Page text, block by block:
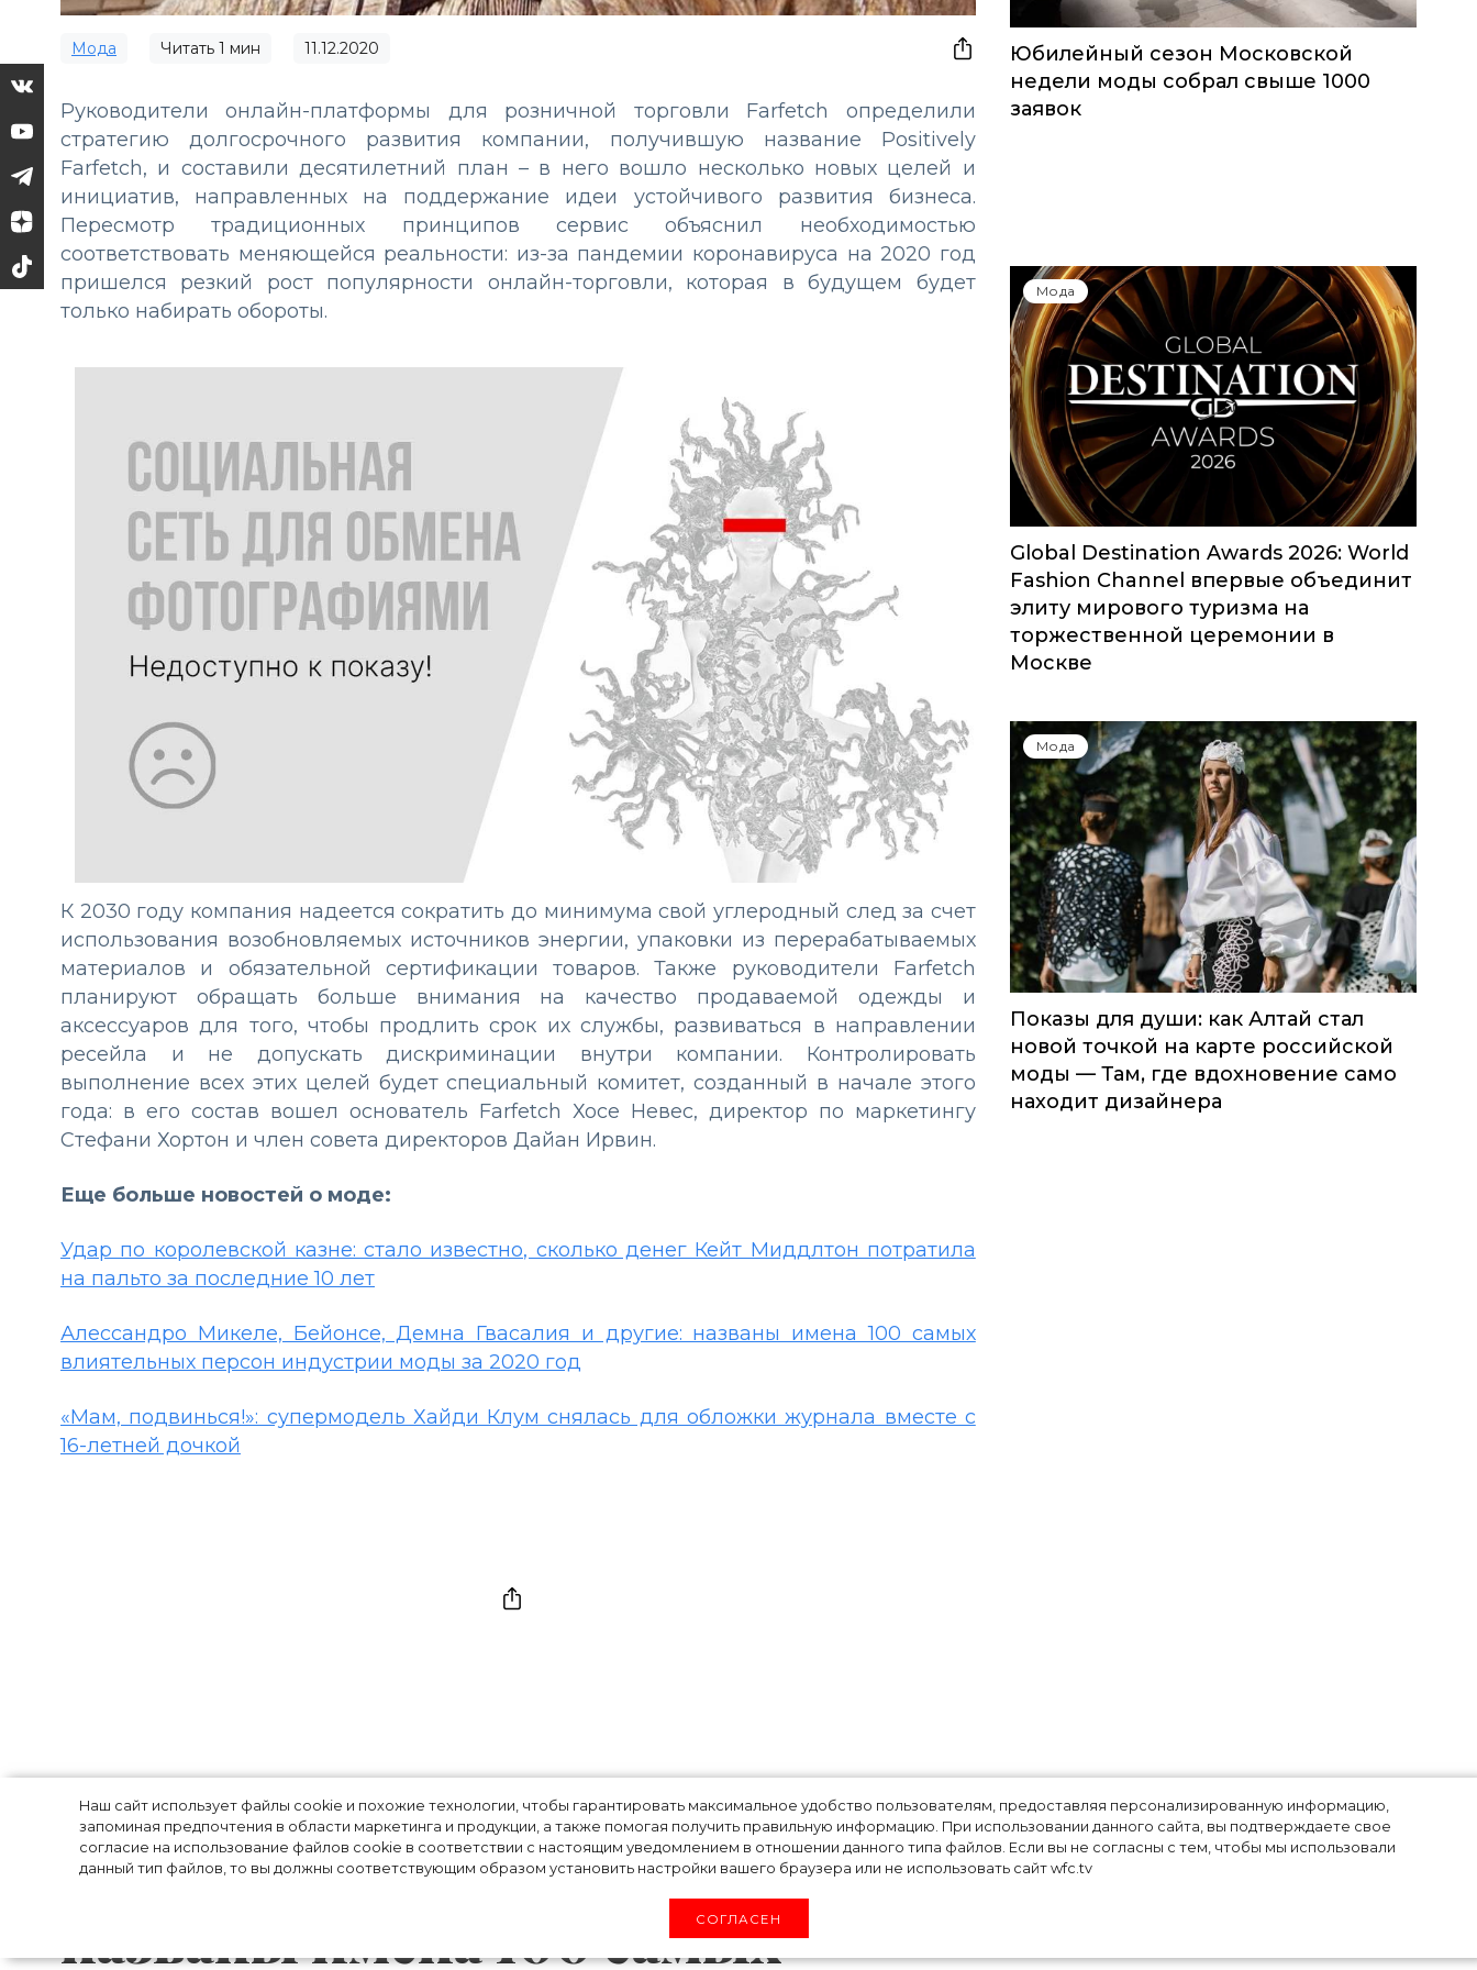
Наш сайт использует файлы cookie и похожие технологии, чтобы гарантировать максимальное удобство пользователям, предоставляя персонализированную информацию,
запоминая предпочтения в области маркетинга и продукции, а также помогая получить правильную информацию. При использовании данного сайта, вы подтверждаете свое
согласие на использование файлов cookie в соответствии с настоящим уведомлением в отношении данного типа файлов. Если вы не согласны с тем, чтобы мы использовали
данный тип файлов, то вы должны соответствующим образом установить настройки вашего браузера или не использовать сайт wfc.tv
СОГЛАСЕН
Мода Читать 1 мин 11.12.2020
Руководители онлайн-платформы для розничной торговли Farfetch определили
стратегию долгосрочного развития компании, получившую название Positively
Farfetch, и составили десятилетний план– в него вошло несколько новых целей и
инициатив, направленных на поддержание идеи устойчивого развития бизнеса.
Пересмотр традиционных принципов сервис объяснил необходимостью
соответствовать меняющейся реальности: из-за пандемии коронавируса на 2020 год
пришелся резкий рост популярности онлайн-торговли, которая в будущем будет
только набирать обороты.
К 2030 году компания надеется сократить до минимума свой углеродный след за счет
использования возобновляемых источников энергии, упаковки из перерабатываемых
материалов и обязательной сертификации товаров. Также руководители Farfetch
планируют обращать больше внимания на качество продаваемой одежды и
аксессуаров для того, чтобы продлить срок их службы, развиваться в направлении
ресейла и не допускать дискриминации внутри компании. Контролировать
выполнение всех этих целей будет специальный комитет, созданный в начале этого
года: в его состав вошел основатель Farfetch Хосе Невес, директор по маркетингу
Стефани Хортон и член совета директоров Дайан Ирвин.
Еще больше новостей о моде:
Удар по королевской казне: стало известно, сколько денег Кейт Миддлтон потратила
на пальто за последние 10 лет
Алессандро Микеле, Бейонсе, Демна Гвасалия и другие: названы имена 100 самых
влиятельных персон индустрии моды за 2020 год
«Мам, подвинься!»: супермодель Хайди Клум снялась для обложки журнала вместе с
16-летней дочкой
Юбилейный сезон Московской
недели моды собрал свыше 1000
заявок
Мода
Global Destination Awards 2026: World
Fashion Channel впервые объединит
элиту мирового туризма на
торжественной церемонии в
Москве
Мода
Показы для души: как Алтай стал
новой точкой на карте российской
моды — Там, где вдохновение само
находит дизайнера
Алессандро Микеле, Бейонсе,
Демна Гвасалия и другие:
названы имена 100 самых